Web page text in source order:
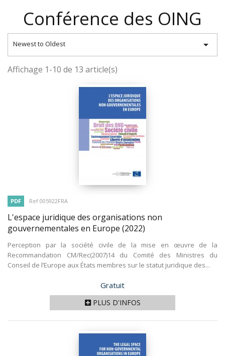
Conférence des OING
Newest to Oldest 
Affichage 1-10 de 13 article(s)
PDF Ref 005922FRA
L'espace juridique des organisations non
gouvernementales en Europe (2022)
Perception par la société civile de la mise en œuvre de la
Recommandation CM/Rec(2007)14 du Comité des Ministres du
Conseil de l’Europe aux États membres sur le statut juridique des...
Prix
Gratuit
PLUS D'INFOS